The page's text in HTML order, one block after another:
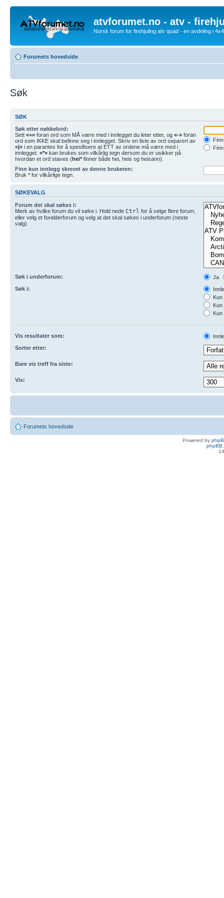
atvforumet.no - atv -
Norsk forum for firehjuling atv quad - en avdeling i
Forumets hovedside
Søk
SØK
Søk etter nøkkelord:
Sett «+» foran ord som MÅ være med i innlegget du leter etter, og «-» foran
ord som IKKE skal befinne seg i innlegget. Skriv en liste av ord separert av
«|» i en parantes for å spesifisere at ETT av ordene må være med i
innlegget. «*» kan brukes som vilkårlig tegn dersom du er usikker på
hvordan et ord staves (hei* finner både hei, heis og heisann).
Finn kun innlegg skrevet av denne brukeren:
Bruk * for vilkårlige tegn.
SØKEVALG
Forum det skal søkes i:
Merk av hvilke forum du vil søke i. Hold nede Ctrl for å velge flere forum,
eller velg et forelderforum og velg at det skal søkes i underforum (neste
valg)
Søk i underforum:
Ja
Søk i:
Kun
Vis resultater som:
Sorter etter:
Bare vis treff fra siste:
Vis:
Forumets hovedside
Powered by